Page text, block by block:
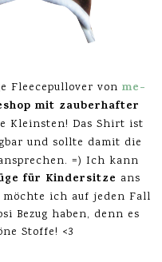
Fleecepullover von me-
mit zauberhafter
Kleinsten! Das Shirt ist
und sollte damit die
=) Ich kann
für Kindersitze ans
möchte ich auf jeden Fall
Bezug haben, denn es
Stoffe! <3